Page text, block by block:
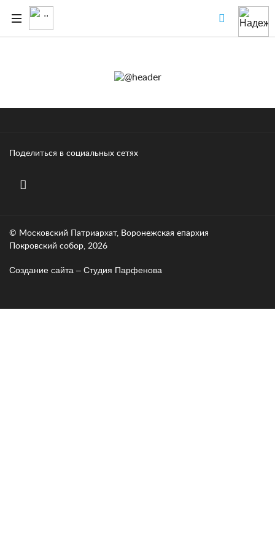
Поделиться в социальных сетях
© Московский Патриархат, Воронежcкая епархия
Покровский собор, 2026
Создание сайта – Cтудия Парфенова